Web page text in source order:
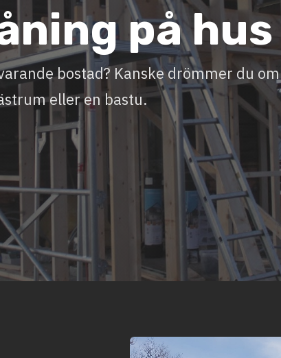
på hus
bostad? Kanske drömmer du om
eller en bastu.